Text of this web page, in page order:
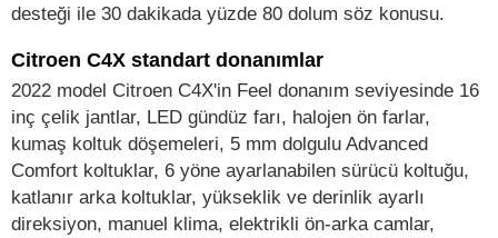
desteği ile 30 dakikada yüzde 80 dolum söz konusu.
Citroen C4X standart donanımlar
2022 model Citroen C4X'in Feel donanım seviyesinde 16
inç çelik jantlar, LED gündüz farı, halojen ön farlar,
kumaş koltuk döşemeleri, 5 mm dolgulu Advanced
Comfort koltuklar, 6 yöne ayarlanabilen sürücü koltuğu,
katlanır arka koltuklar, yükseklik ve derinlik ayarlı
direksiyon, manuel klima, elektrikli ön-arka camlar,